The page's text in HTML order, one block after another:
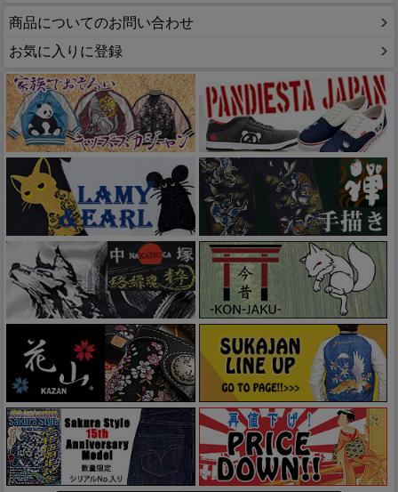
商品についてのお問い合わせ
お気に入りに登録